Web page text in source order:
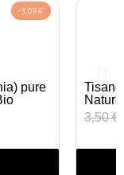
-3,09 €
pure
3,50 €